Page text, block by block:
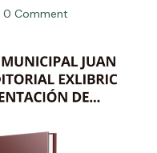
0 Comment